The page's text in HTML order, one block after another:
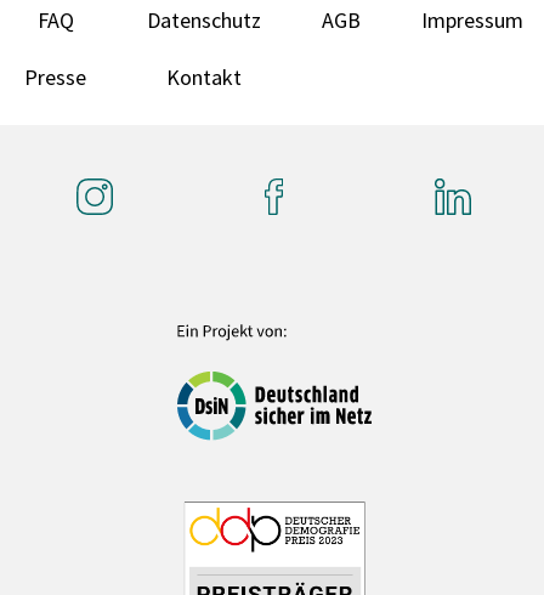
FAQ Datenschutz AGB Impressum
Presse Kontakt